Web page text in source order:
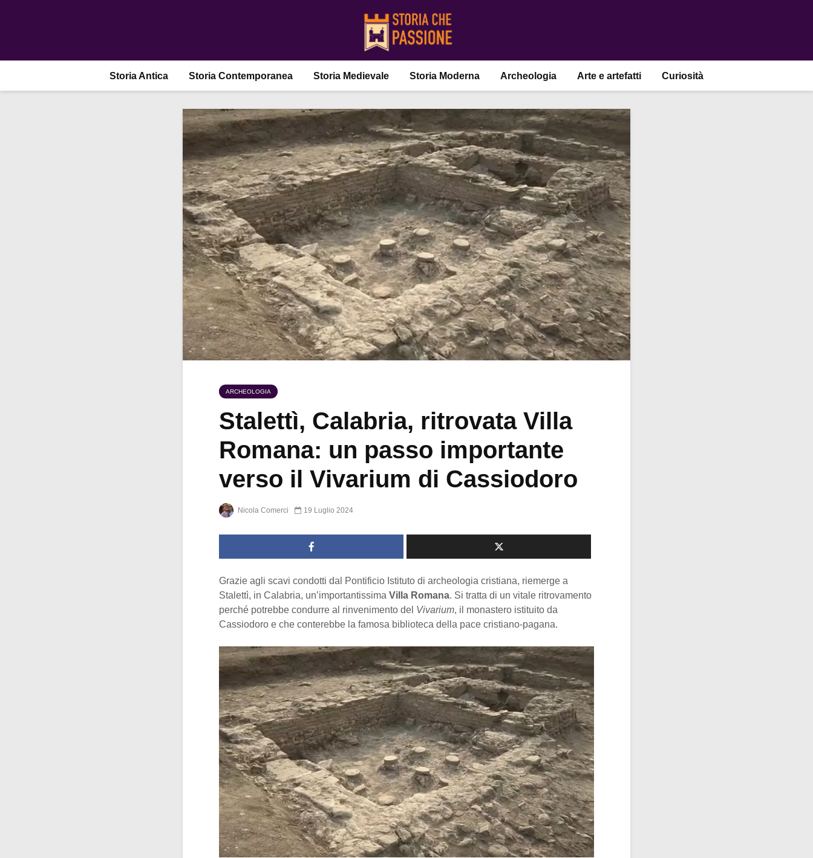
Storia Antica Storia Contemporanea Storia Medievale Storia Moderna Archeologia Arte e artefatti Curiosità
ARCHEOLOGIA
Stalettì, Calabria, ritrovata Villa
Romana: un passo importante
verso il Vivarium di Cassiodoro
Nicola Comerci 19 Luglio 2024
Grazie agli scavi condotti dal Pontificio Istituto di archeologia cristiana, riemerge a
Stalettì, in Calabria, un’importantissima Villa Romana. Si tratta di un vitale ritrovamento
perché potrebbe condurre al rinvenimento del Vivarium, il monastero istituito da
Cassiodoro e che conterebbe la famosa biblioteca della pace cristiano-pagana.